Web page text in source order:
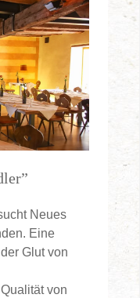
Neues
Eine
Glut von
von